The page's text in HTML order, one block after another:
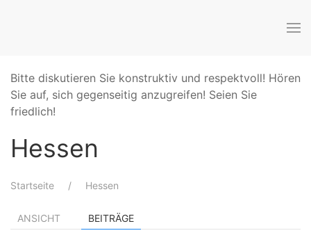
Bitte diskutieren Sie konstruktiv und respektvoll! Hören
Sie auf, sich gegenseitig anzugreifen! Seien Sie
friedlich!
Hessen
Startseite Hessen
ANSICHT BEITRÄGE